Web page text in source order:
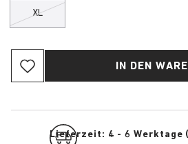
XL
IN DEN
Lieferzeit: 4 - 6 Werktage